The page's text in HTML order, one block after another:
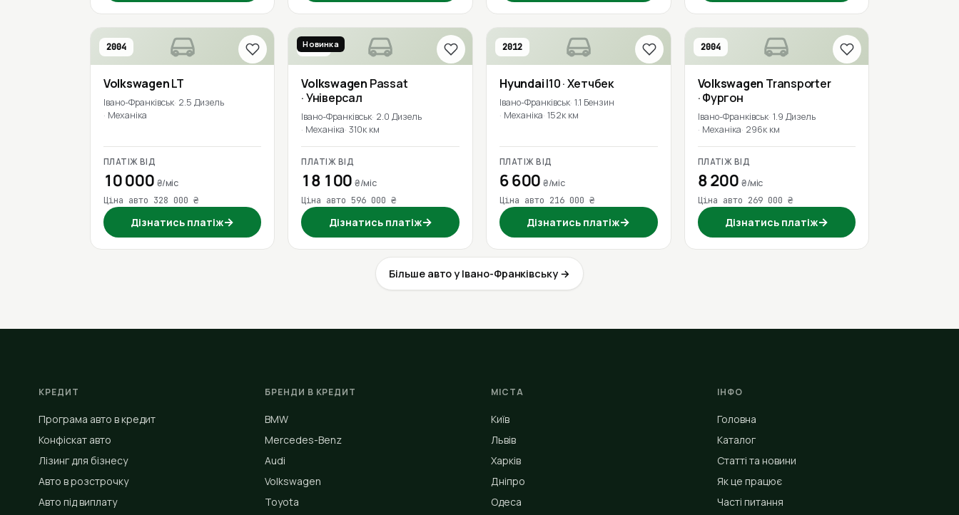
2004
VolkswagenLT
Івано-Франківськ 2.5 Дизель
Механіка
ПЛАТІЖ ВІД
10 000 ₴/міс
Ціна авто 328 000 ₴
Дізнатись платіж→
2016
Новинка
Volkswagen Passat
· Універсал
Івано-Франківськ 2.0 Дизель
Механіка 310к км
ПЛАТІЖ ВІД
18 100₴/міс
Ціна авто 596 000 ₴
Дізнатись платіж→
2012
HyundaiI10· Хетчбек
Івано-Франківськ 1.1 Бензин
Механіка 152к км
ПЛАТІЖ ВІД
6 600₴/міс
Ціна авто 216 000 ₴
Дізнатись платіж→
2004
Volkswagen Transporter
· Фургон
Івано-Франківськ 1.9 Дизель
Механіка 296к км
ПЛАТІЖ ВІД
8 200 ₴/міс
Ціна авто 269 000 ₴
Дізнатись платіж→
Більше авто у Івано-Франківську →
КРЕДИТ
Програма авто в кредит
Конфіскат авто
Лізинг для бізнесу
Авто в розстрочку
Авто під виплату
БРЕНДИ В КРЕДИТ
BMW
Mercedes-Benz
Audi
Volkswagen
Toyota
МІСТА
Київ
Львів
Харків
Дніпро
Одеса
ІНФО
Головна
Каталог
Статті та новини
Як це працює
Часті питання